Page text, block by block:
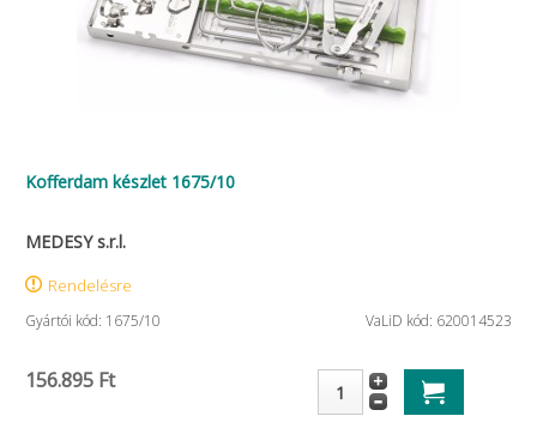
Kofferdam készlet 1675/10
MEDESY s.r.l.
Rendelésre
Gyártói kód: 1675/10 VaLiD kód: 620014523
156.895 Ft